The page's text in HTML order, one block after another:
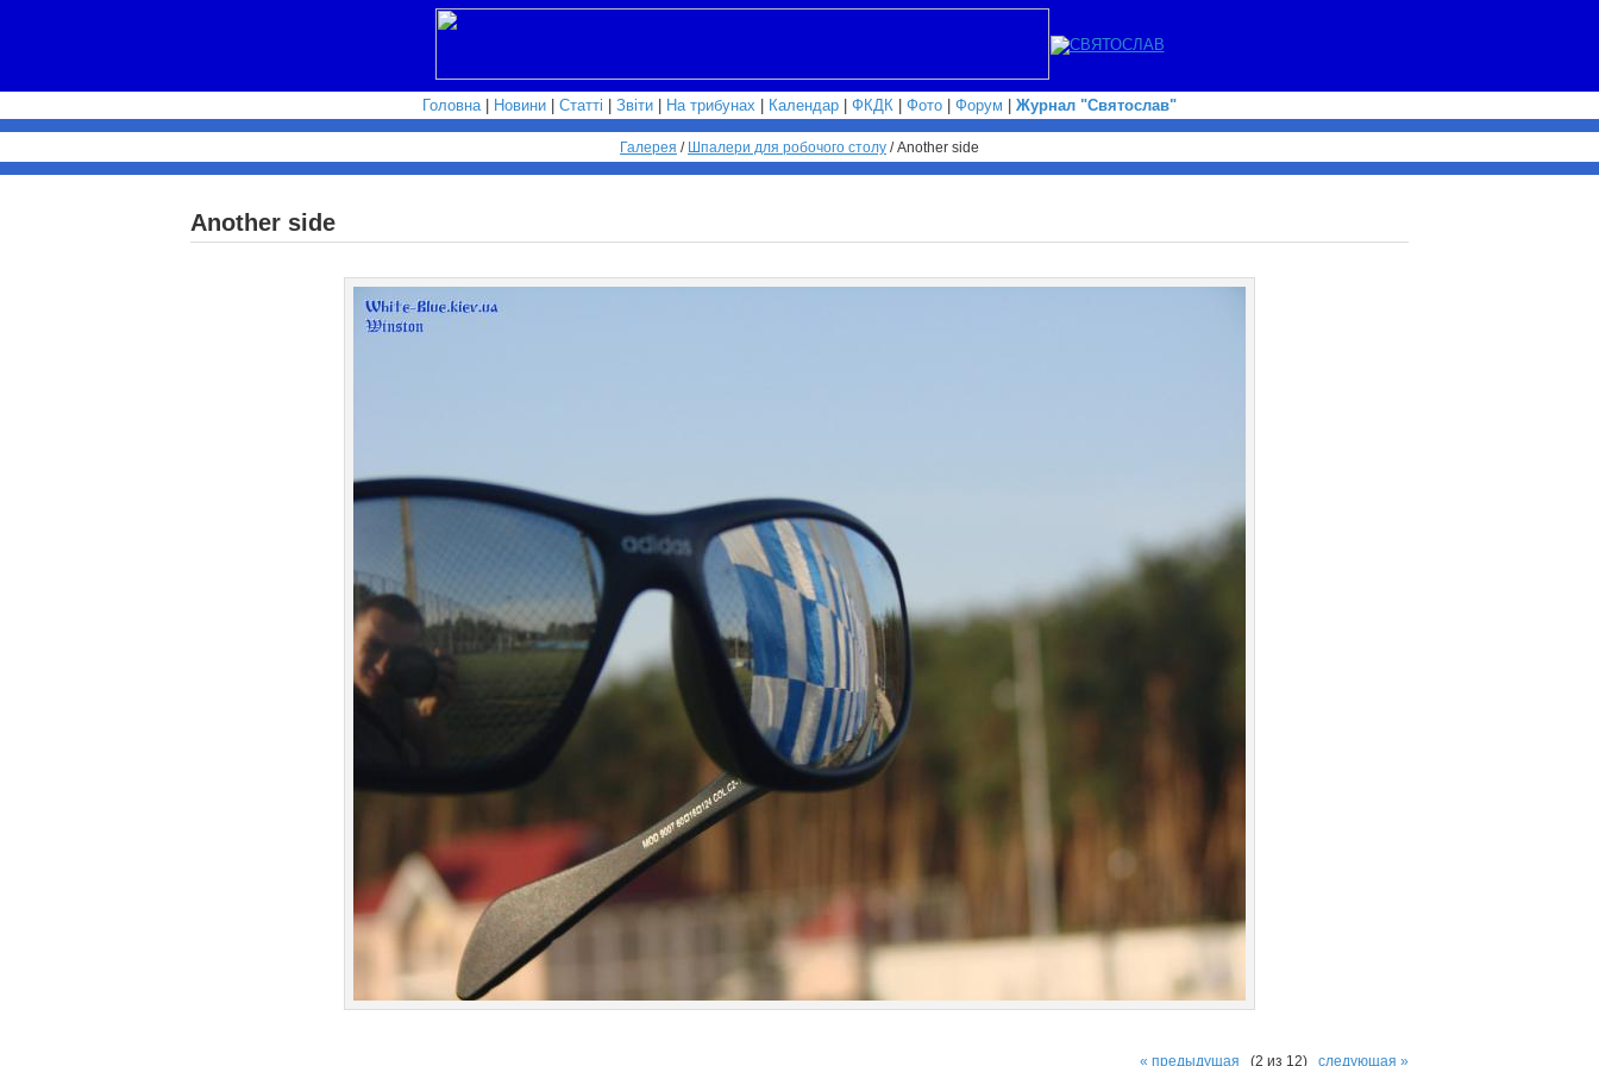
Головна| Новини Статті Звіти На трибунах Календар ФКДК Фото Форум Журнал "Святослав"
Галерея / Шпалери для робочого столу /Another side
Another side
« предыдущая (2 из 12) следующая »